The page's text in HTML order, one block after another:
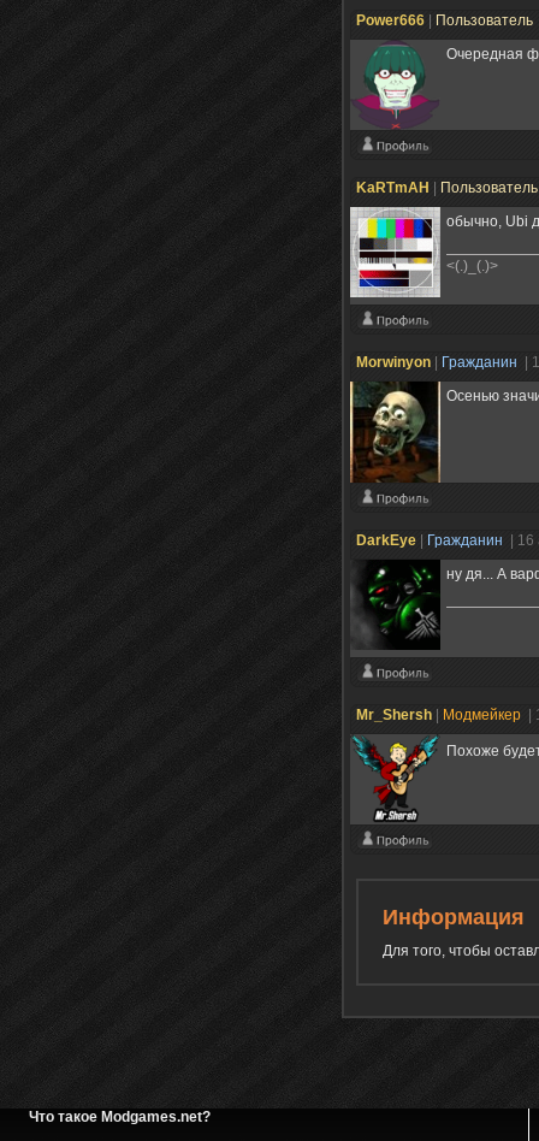
Power666 Пользователь
Очередная
KaRTmAH
обычно, Ubi
<(.)_(.)>
Morwinyon Гражданин
|
Осенью
DarkEye Гражданин
|
ну дя... А
Mr_Shersh Модмейкер
Похоже
Информация
Для того, чтобы
Что такое Modgames.net?